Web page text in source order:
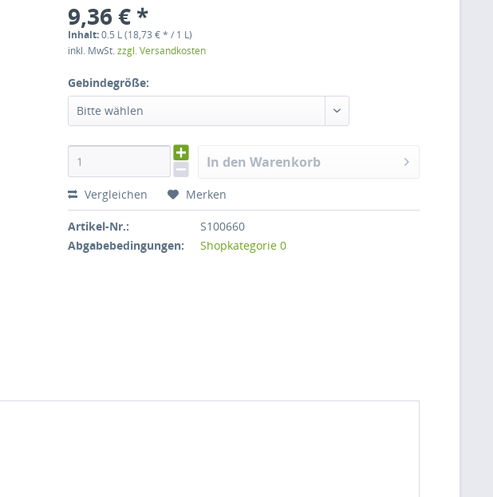
9,36 € *
Inhalt:0.5 L (18,73 € * / 1 L)
inkl. MwSt.zzgl. Versandkosten
Gebindegröße:
Bitte wählen
In den Warenkorb
Vergleichen Merken
Artikel-Nr.:
S100660
Abgabebedingungen:
Shopkategorie 0